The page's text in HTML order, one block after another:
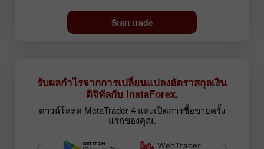
Start trade
รับผลกำไรจากการเปลี่ยนแปลงอัตราสกุลเงิน
ดิจิทัลกับ InstaForex.
ดาวน์โหลด MetaTrader 4 และเปิดการซื้อขายครั้ง
แรกของคุณ.